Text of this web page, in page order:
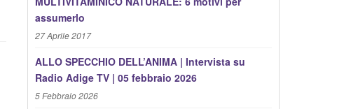
assumerlo
27 Aprile 2017
ALLO SPECCHIO DELL’ANIMA | Intervista su
Radio Adige TV | 05 febbraio 2026
5 Febbraio 2026